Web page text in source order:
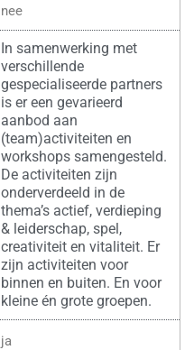
nee
In samenwerking met
verschillende
gespecialiseerde partners
is er een gevarieerd
aanbod aan
(team)activiteiten en
workshops samengesteld.
De activiteiten zijn
onderverdeeld in de
thema’s actief, verdieping
& leiderschap, spel,
creativiteit en vitaliteit. Er
zijn activiteiten voor
binnen en buiten. En voor
kleine én grote groepen.
ja